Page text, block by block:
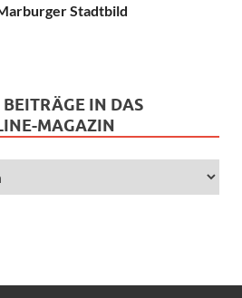
Stadtbild
IN DAS
MAGAZIN